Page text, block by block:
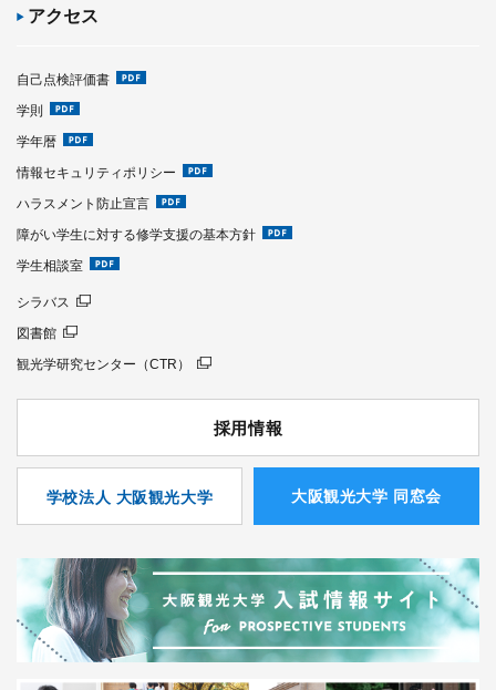
アクセス
自己点検評価書
学則
学年暦
情報セキュリティポリシー
ハラスメント防止宣言
障がい学生に対する修学支援の基本方針
学生相談室
シラバス
図書館
観光学研究センター（CTR）
採用情報
学校法人 大阪観光大学 ⼤阪観光⼤学 同窓会